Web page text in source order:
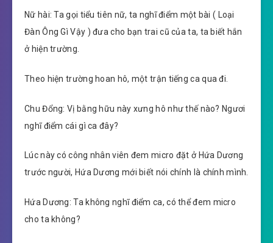
Nữ hài: Ta gọi tiểu tiên nữ, ta nghĩ điểm một bài ( Loại
Đàn Ông Gì Vậy ) đưa cho bạn trai cũ của ta, ta biết hắn
ở hiện trường.
Theo hiện trường hoan hô, một trận tiếng ca qua đi.
Chu Đổng: Vị bằng hữu này xưng hô như thế nào? Ngươi
nghĩ điểm cái gì ca đây?
Lúc này có công nhân viên đem micro đặt ở Hứa Dương
trước người, Hứa Dương mới biết nói chính là chính mình.
Hứa Dương: Ta không nghĩ điểm ca, có thể đem micro
cho ta không?